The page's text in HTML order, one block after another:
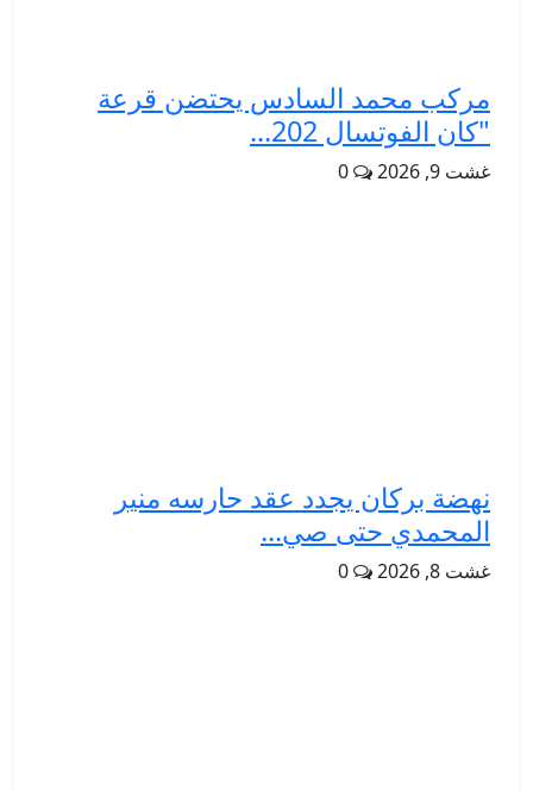
مركب محمد السادس يحتضن قرعة
"كان الفوتسال 202...
غشت 9, 2026 0
نهضة بركان يجدد عقد حارسه منير
المحمدي حتى صي...
غشت 8, 2026 0